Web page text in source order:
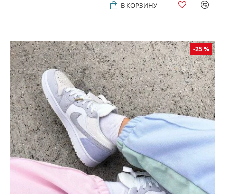
В КОРЗИНУ
-25 %